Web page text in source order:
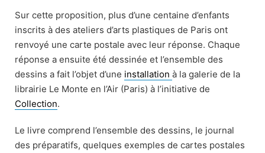
Sur cette proposition, plus d’une centaine d’enfants
inscrits à des ateliers d’arts plastiques de Paris ont
renvoyé une carte postale avec leur réponse. Chaque
réponse a ensuite été dessinée et l’ensemble des
dessins a fait l’objet d’une installation à la galerie de la
librairie Le Monte en l’Air (Paris) à l’initiative de
Collection.
Le livre comprend l’ensemble des dessins, le journal
des préparatifs, quelques exemples de cartes postales